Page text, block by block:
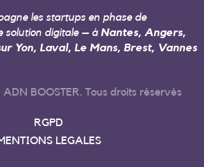
les startups en phase de
solution digitale – à Nantes, Angers,
Yon, Laval, Le Mans, Brest, Vannes
BOOSTER. Tous droits réservés
RGPD
LEGALES